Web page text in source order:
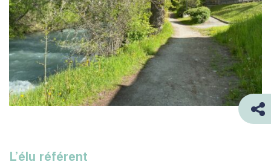
L’élu référent